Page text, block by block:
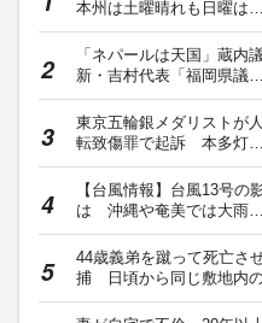
本州は土曜晴れも日曜は…
「ネパールは天国」蔵
新・吉村代表「福岡県議…
東京五輪銀メダリストが
転致傷罪で起訴 本多灯…
【台風情報】台風13号の
は 沖縄や奄美では大雨…
44歳義弟を蹴って死亡さ
捕 日頃から同じ敷地内